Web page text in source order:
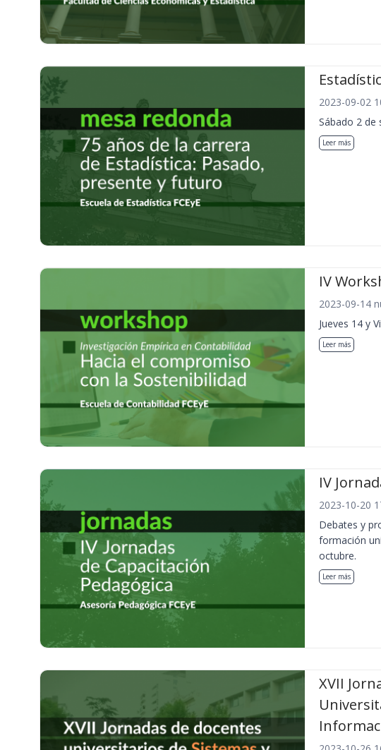
2023-09-02
Sábado 2 de
Leer más
IV
2023-09-14
Jueves 14 y
Leer más
IV
2023-10-20
Debates y
formación
octubre.
Leer más
XVII